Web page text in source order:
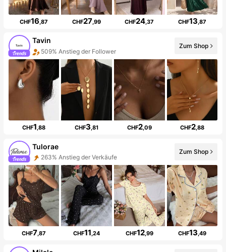
CHF16,87 CHF27,99 CHF24,37 CHF13,87
Tavin
509% Anstieg der Follower
Zum Shop
CHF1,88 CHF3,81 CHF2,09 CHF2,88
Tulorae
263% Anstieg der Verkäufe
Zum Shop
CHF7,87 CHF11,24 CHF12,99 CHF13,49